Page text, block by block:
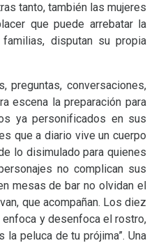
tanto, también las mujeres
que puede arrebatar la
disputan su propia
preguntas, conversaciones,
escena la preparación para
ya personificados en sus
que a diario vive un cuerpo
lo disimulado para quienes
no complican sus
mesas de bar no olvidan el
que acompañan. Los diez
enfoca y desenfoca el rostro,
peluca de tu prójima”. Una